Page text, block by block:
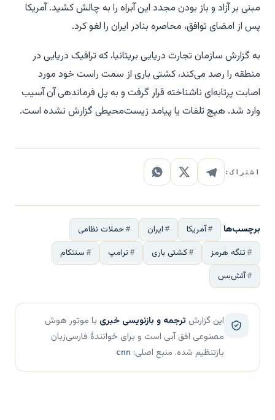
مبنی بر آزاد و باز بودن مجدد این آبراه را به چالش کشید. آمریکا
پس از امضای توافق، محاصره بنادر ایران را لغو کرد.
به گزارش سازمان تجارت دریایی بریتانیا، که ترافیک دریایی در
منطقه را رصد می‌کند، کشتی باری از سمت راست خود مورد
اصابت پرتابه‌ای ناشناخته قرار گرفت و به پل فرماندهی آن آسیب
وارد شد. هیچ تلفات یا پیامد زیست‌محیطی گزارش نشده است.
اشتراک:
برچسب‌ها آمریکا ایران
حملات نظامی
تنگه هرمز
کشتی باری ترامپ
سنتکام
آتش‌بس
این گزارش ترجمه و بازنویسی خبری با موتور هوش
مصنوعی افق آبی است و برای خوانندهٔ فارسی‌زبان
بازتنظیم شده. منبع اصلی: cnn